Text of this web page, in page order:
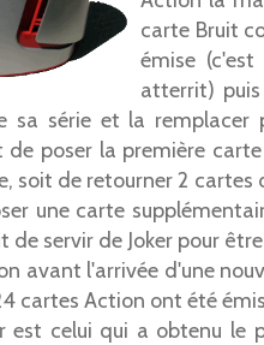
carte Bruit
émise
atterrit)
sa série et la remplacer
de poser la première
soit de retourner 2 cartes
une carte
de servir de Joker pour
avant l'arrivée d'une
cartes Action ont été
est celui qui a obtenu